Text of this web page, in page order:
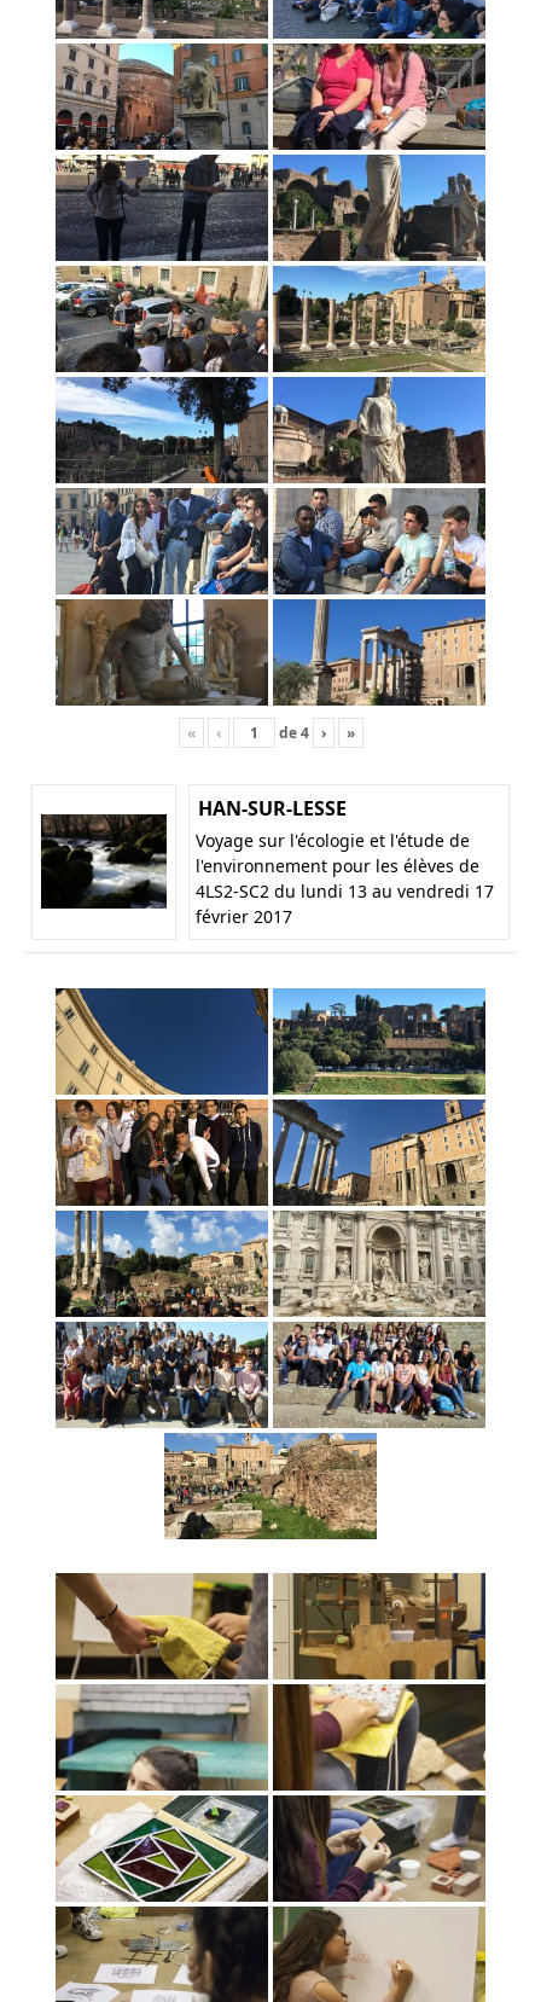
« ‹ de4 › »
HAN-SUR-LESSE
Voyage sur l'écologie et l'étude de
l'environnement pour les élèves de
4LS2-SC2 du lundi 13 au vendredi 17
février 2017